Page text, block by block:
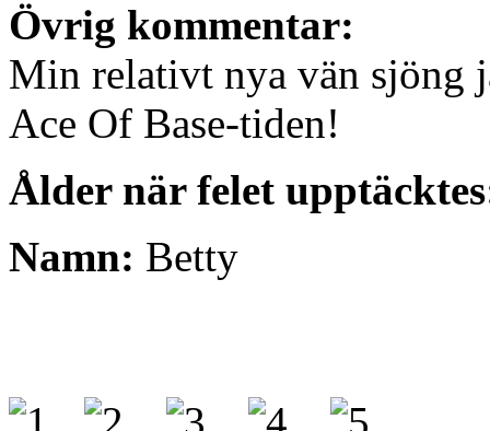
Övrig kommentar:
Min relativt nya vän sjöng
Ace Of Base-tiden!
Ålder när felet
Namn: Betty